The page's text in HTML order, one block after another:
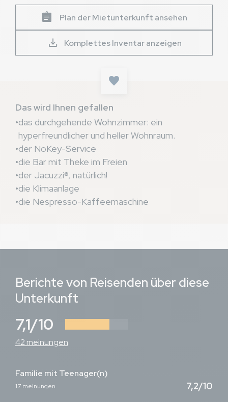
assignment Plan der Mietunterkunft ansehen
download Komplettes Inventar anzeigen
Das wird Ihnen gefallen
das durchgehende Wohnzimmer: ein
hyperfreundlicher und heller Wohnraum.
der NoKey-Service
die Bar mit Theke im Freien
der Jacuzzi®, natürlich!
die Klimaanlage
die Nespresso-Kaffeemaschine
Berichte von Reisenden über diese
Unterkunft
7,1/10
42 meinungen
Familie mit Teenager(n)
17 meinungen 7,2/10